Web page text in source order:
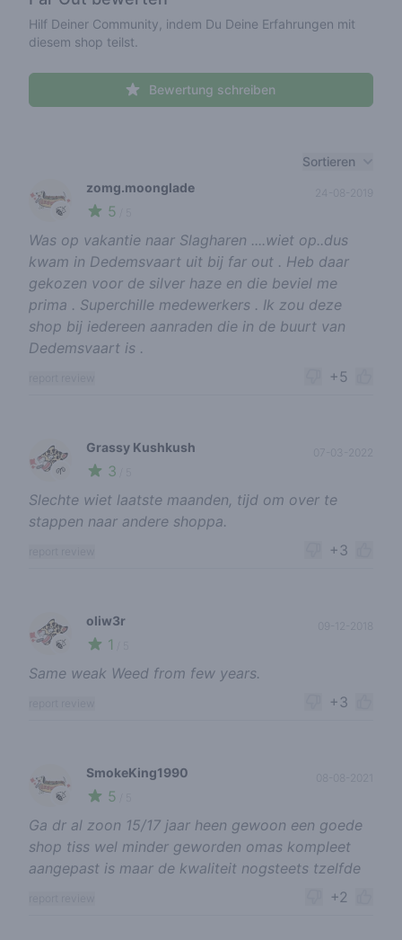
Hilf Deiner Community, indem Du Deine Erfahrungen mit
diesem shop teilst.
Bewertung schreiben
Sortieren
🍃
zomg.moonglade
5
Was op vakantie naar Slagharen ....wiet op..dus
kwam in Dedemsvaart uit bij far out . Heb daar
gekozen voor de silver haze en die beviel me
prima . Superchille medewerkers . Ik zou deze
shop bij iedereen aanraden die in de buurt van
Dedemsvaart is .
+5
🌱
Grassy Kushkush
3
07-03-2022
Slechte wiet laatste maanden, tijd om over te
stappen naar andere shoppa.
+3
🍃
oliw3r
1
Same weak Weed from few years.
+3
🍃
SmokeKing1990
5
Ga dr al zoon 15/17 jaar heen gewoon een goede
shop tiss wel minder geworden omas kompleet
aangepast is maar de kwaliteit nogsteets tzelfde
+2